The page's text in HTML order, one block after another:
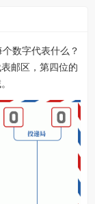
数字代表什么？
邮区，第四位的